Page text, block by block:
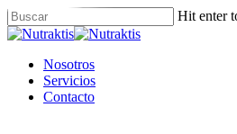
Skip
to
content
Hit enter
Close
Menu
Nosotros
Servicios
Contacto